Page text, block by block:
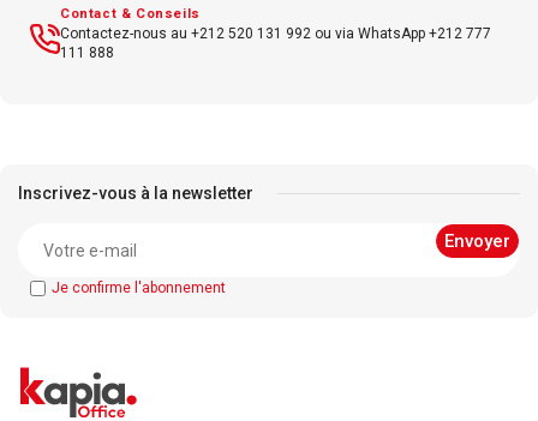
Contact & Conseils
Contactez-nous au +212 520 131 992 ou via WhatsApp +212 777
111 888
Inscrivez-vous à la newsletter
Je confirme l'abonnement